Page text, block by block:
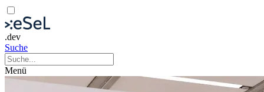
.dev
Suche
Menü